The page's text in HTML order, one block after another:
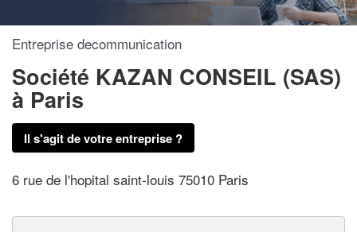
Entreprise decommunication
Société KAZAN CONSEIL (SAS)
à Paris
Il s'agit de votre entreprise ?
6 rue de l'hopital saint-louis 75010 Paris